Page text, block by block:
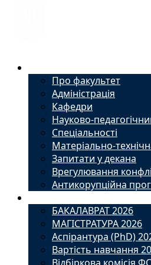
Про факультет
Адміністрація
Кафедри
Науково-
Спеціальності
Матеріально-
Запитати у декана
Врегулювання
Антикорупційна
БАКАЛАВРАТ 2026
МАГІСТРАТУРА 2026
Аспірантура (PhD)
Вартість навчання